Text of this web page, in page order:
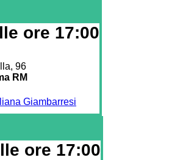
ore 17:00
96
RM
Giambarresi
ore 17:00